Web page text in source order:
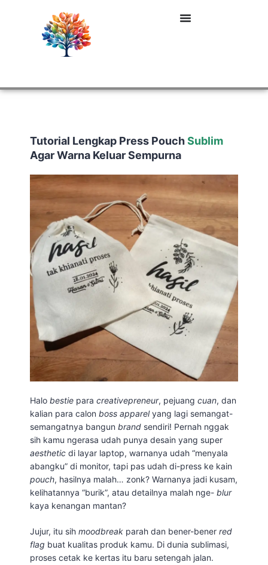
Tutorial Lengkap Press PouchSublim
Agar Warna Keluar Sempurna
Halo bestie para creativepreneur, pejuang cuan, dan
kalian para calon boss apparelyang lagi semangat-
semangatnya bangun brand sendiri! Pernah nggak
sih kamu ngerasa udah punya desain yang super
aesthetic di layar laptop, warnanya udah “menyala
abangku” di monitor, tapi pas udah di-press ke kain
pouch, hasilnya malah… zonk? Warnanya jadi kusam,
kelihatannya “burik”, atau detailnya malah nge- blur
kaya kenangan mantan?
Jujur, itu sih moodbreak parah dan bener-bener red
flag buat kualitas produk kamu. Di dunia sublimasi,
proses cetak ke kertas itu baru setengah jalan.